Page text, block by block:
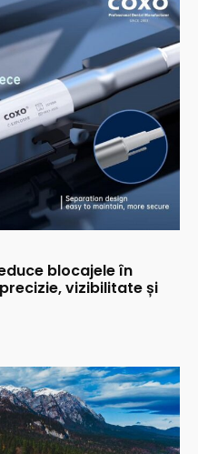
blocajele în
vizibilitate și